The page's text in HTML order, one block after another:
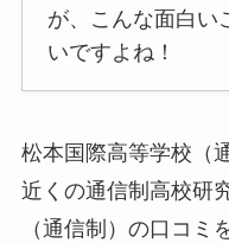
が、こんな面白い
いですよね！
松本国際高等学校（
近くの通信制高校研
（通信制）の口コミ